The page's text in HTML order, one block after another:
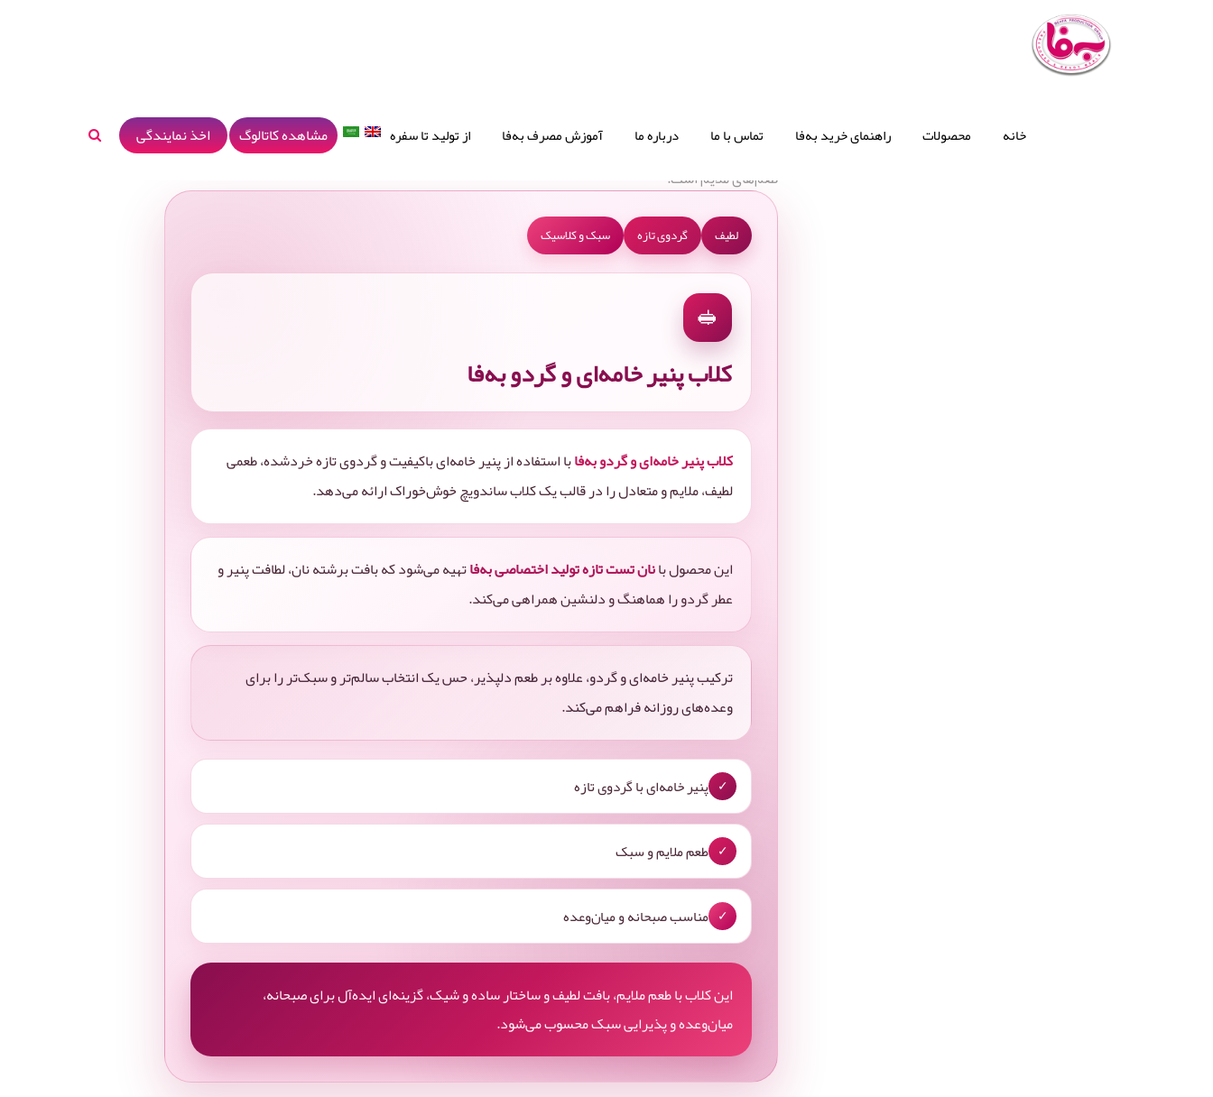
خانه محصولات راهنمای خرید به‌فا تماس با ما درباره ما آموزش مصرف به‌فا از تولید تا سفره مشاهده کاتالوگ اخذ نمایندگی
کلاب پنیر خامه‌ای و گردو به‌فا با ترکیب لطیف پنیر و گردوی تازه، انتخابی خاص، سبک و خوش‌طعم برای دوستداران
طعم‌های ملایم است.
لطیف گردوی تازه سبک و کلاسیک
🥪
کلاب پنیر خامه‌ای و گردو به‌فا
کلاب پنیر خامه‌ای و گردو به‌فابا استفاده از پنیر خامه‌ای باکیفیت و گردوی تازه خردشده، طعمی
لطیف، ملایم و متعادل را در قالب یک کلاب ساندویچ خوش‌خوراک ارائه می‌دهد.
این محصول بانان تست تازه تولید اختصاصی به‌فاتهیه می‌شود که بافت برشته نان، لطافت پنیر و
عطر گردو را هماهنگ و دلنشین همراهی می‌کند.
ترکیب پنیر خامه‌ای و گردو، علاوه بر طعم دلپذیر، حس یک انتخاب سالم‌تر و سبک‌تر را برای
وعده‌های روزانه فراهم می‌کند.
✓ پنیر خامه‌ای با گردوی تازه
✓ طعم ملایم و سبک
✓ مناسب صبحانه و میان‌وعده
این کلاب با طعم ملایم، بافت لطیف و ساختار ساده و شیک، گزینه‌ای ایده‌آل برای صبحانه،
میان‌وعده و پذیرایی سبک محسوب می‌شود.